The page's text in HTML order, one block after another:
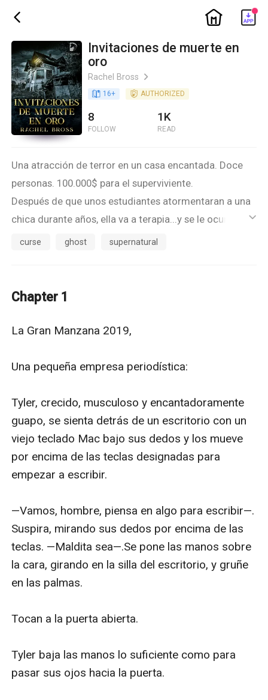
ic_back ic_home
Invitaciones de muerte en
oro
Rachel Bross ic_arrow_right
book_age 16+ detail_authorized AUTHORIZED
8
FOLLOW
1K
READ
Una atracción de terror en un casa encantada. Doce
personas. 100.000$ para el superviviente.
Después de que unos estudiantes atormentaran a una
chica durante años, ella va a terapia...y se le ocurre una
Cuando empiezan a ver publicidad de una competición
100.00$ a quien sobreviva una noche, todos se
Después de que todo vaya a peor en esta casa de
Buena suerte.
ic_default
curse ghost supernatural
Chapter 1
La Gran Manzana 2019,
Una pequeña empresa periodística:
Tyler, crecido, musculoso y encantadoramente
guapo, se sienta detrás de un escritorio con un
viejo teclado Mac bajo sus dedos y los mueve
por encima de las teclas designadas para
empezar a escribir.
—Vamos, hombre, piensa en algo para escribir—.
Suspira, mirando sus dedos por encima de las
teclas. —Maldita sea—.Se pone las manos sobre
la cara, girando en la silla del escritorio, y gruñe
en las palmas.
Tocan a la puerta abierta.
Tyler baja las manos lo suficiente como para
pasar sus ojos hacia la puerta.